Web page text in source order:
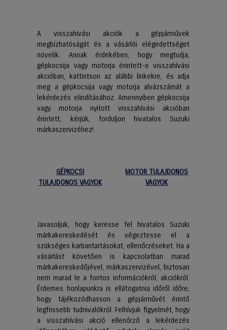
A visszahívási akciók a gépjárművek
megbízhatóságát és a vásárlói elégedettséget
növelik. Annak érdekében, hogy megtudja,
gépkocsija vagy motorja érintett-e visszahívási
akcióban, kattintson az alábbi linkekre, és adja
meg a gépkocsija vagy motorja alvázszámát a
lekérdezés elindításához. Amennyiben gépkocsija
vagy motorja nyitott visszahívási akcióban
érintett, kérjük, forduljon hivatalos Suzuki
márkaszervizéhez!
GÉPKOCSI
TULAJDONOS VAGYOK
MOTOR TULAJDONOS
VAGYOK
Javasoljuk, hogy keresse fel hivatalos Suzuki
márkakereskedését és végeztesse el a
szükséges karbantartásokat, ellenőrzéseket. Ha a
vásárlást követően is kapcsolatban marad
márkakereskedőjével, márkaszervizével, biztosan
nem marad le a fontos információkról, akciókról.
Érdemes honlapunkra is ellátogatnia időről időre,
hogy tájékozódhasson a gépjárművét érintő
legfrissebb tudnivalókról. Felhívjuk figyelmét, hogy
a visszahívási akció ellenőrző a lekérdezés